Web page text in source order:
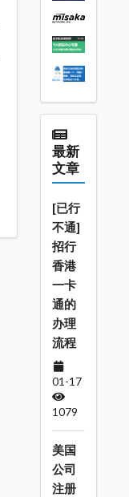
最新
文章
[已行
不通]
招行
香港
一卡
通的
办理
流程
01-17
1079
美国
公司
注册